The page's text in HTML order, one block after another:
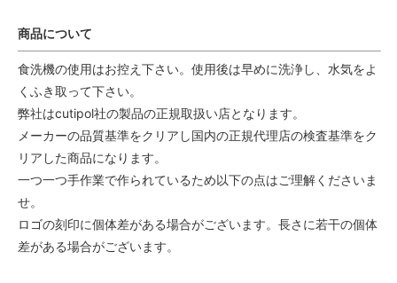
商品について
食洗機の使用はお控え下さい。使用後は早めに洗浄し、水気をよ
くふき取って下さい。
弊社はcutipol社の製品の正規取扱い店となります。
メーカーの品質基準をクリアし国内の正規代理店の検査基準をク
リアした商品になります。
一つ一つ手作業で作られているため以下の点はご理解くださいま
せ。
ロゴの刻印に個体差がある場合がございます。長さに若干の個体
差がある場合がございます。